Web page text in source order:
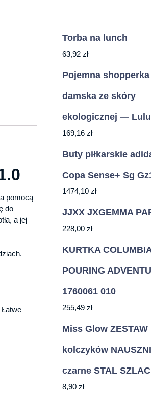
pomocą
do
a jej
Torba na lunch
63,92 zł
Pojemna shopperka
damska ze skóry
ekologicznej —
169,16 zł
Buty piłkarskie
Copa Sense+ Sg
1474,10 zł
JJXX JXGEMMA
228,00 zł
KURTKA
POURING
1760061 010
255,49 zł
Miss Glow ZESTAW
kolczyków
czarne STAL
8,90 zł